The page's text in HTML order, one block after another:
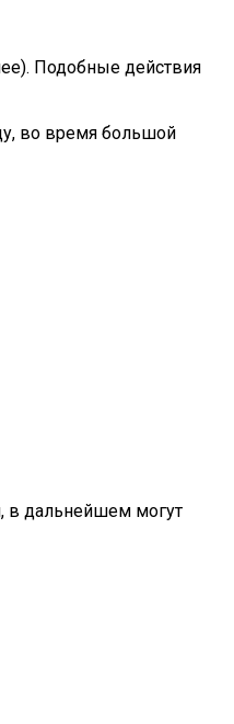
Подобные действия
во время большой
в дальнейшем могут